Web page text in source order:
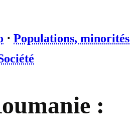
⋅ Populations, minorités
: